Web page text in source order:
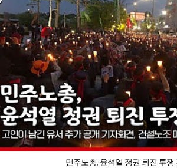
민주노총, 윤석열 정권 퇴진 투쟁